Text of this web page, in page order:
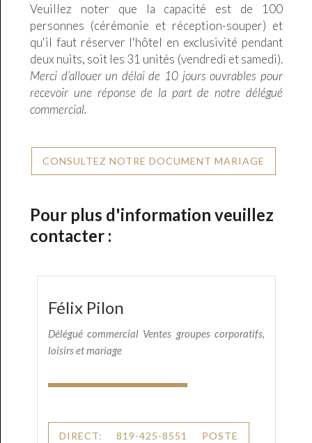
Veuillez noter que la capacité est de 100
personnes (cérémonie et réception-souper) et
qu'il faut réserver l'hôtel en exclusivité pendant
deux nuits, soit les 31 unités (vendredi et samedi).
Merci d’allouer un délai de 10 jours ouvrables pour
recevoir une réponse de la part de notre délégué
commercial.
CONSULTEZ NOTRE DOCUMENT MARIAGE
Pour plus d'information veuillez
contacter :
Félix Pilon
Délégué commercial Ventes groupes corporatifs,
loisirs et mariage
DIRECT: 819-425-8551 POSTE